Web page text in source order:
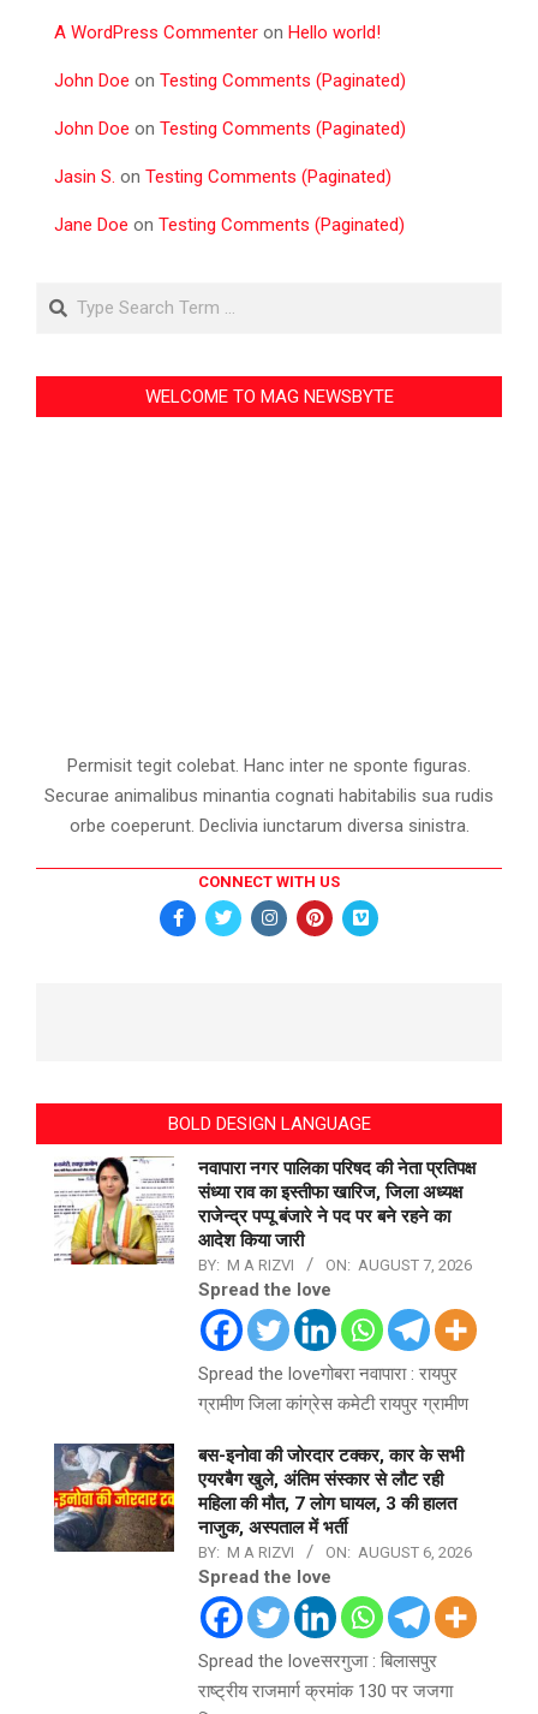
A WordPress Commenter on Hello world!
John Doe on Testing Comments (Paginated)
John Doe on Testing Comments (Paginated)
Jasin S. on Testing Comments (Paginated)
Jane Doe on Testing Comments (Paginated)
Search
WELCOME TO MAG NEWSBYTE
Permisit tegit colebat. Hanc inter ne sponte figuras.
Securae animalibus minantia cognati habitabilis sua rudis
orbe coeperunt. Declivia iunctarum diversa sinistra.
CONNECT WITH US
BOLD DESIGN LANGUAGE
नवापारा नगर पालिका परिषद की नेता प्रतिपक्ष
संध्या राव का इस्तीफा खारिज, जिला अध्यक्ष
राजेन्द्र पप्पू बंजारे ने पद पर बने रहने का
आदेश किया जारी
BY: M A RIZVI ON: AUGUST 7, 2026
Spread the love
Spread the loveगोबरा नवापारा : रायपुर
ग्रामीण जिला कांग्रेस कमेटी रायपुर ग्रामीण
बस-इनोवा की जोरदार टक्कर, कार के सभी
एयरबैग खुले, अंतिम संस्कार से लौट रही
महिला की मौत, 7 लोग घायल, 3 की हालत
नाजुक, अस्पताल में भर्ती
BY: M A RIZVI ON: AUGUST 6, 2026
Spread the love
Spread the loveसरगुजा : बिलासपुर
राष्ट्रीय राजमार्ग क्रमांक 130 पर जजगा